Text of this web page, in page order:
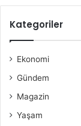
Kategoriler
Ekonomi
Gündem
Magazin
Yaşam